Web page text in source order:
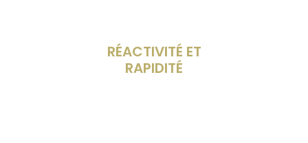
RÉACTIVITÉ ET
RAPIDITÉ